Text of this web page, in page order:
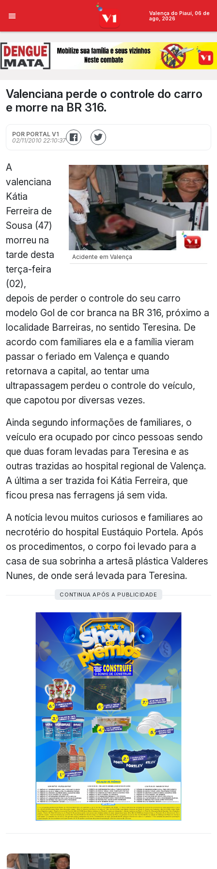
Valença do Piauí, 06 de
ago, 2026
Valenciana perde o controle do carro
e morre na BR 316.
POR PORTAL V1
02/11/2010 22:10:37
Acidente em Valença
A
valenciana
Kátia
Ferreira de
Sousa (47)
morreu na
tarde desta
terça-feira
(02),
depois de perder o controle do seu carro
modelo Gol de cor branca na BR 316, próximo a
localidade Barreiras, no sentido Teresina. De
acordo com familiares ela e a família vieram
passar o feriado em Valença e quando
retornava a capital, ao tentar uma
ultrapassagem perdeu o controle do veículo,
que capotou por diversas vezes.
Ainda segundo informações de familiares, o
veículo era ocupado por cinco pessoas sendo
que duas foram levadas para Teresina e as
outras trazidas ao hospital regional de Valença.
A última a ser trazida foi Kátia Ferreira, que
ficou presa nas ferragens já sem vida.
A notícia levou muitos curiosos e familiares ao
necrotério do hospital Eustáquio Portela. Após
os procedimentos, o corpo foi levado para a
casa de sua sobrinha a artesã plástica Valderes
Nunes, de onde será levada para Teresina.
CONTINUA APÓS A PUBLICIDADE